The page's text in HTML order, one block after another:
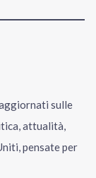
sulle
attualità,
pensate per